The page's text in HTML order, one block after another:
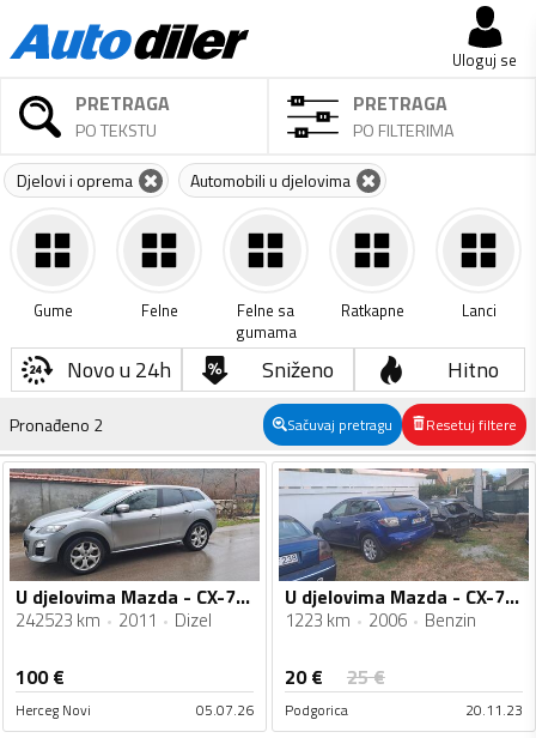
Uloguj se
PRETRAGA
PO TEKSTU
PRETRAGA
PO FILTERIMA
Djelovi i oprema Automobili u djelovima
Gume Felne
Felne sa
gumama
Ratkapne Lanci
Novo u 24h Sniženo Hitno
Pronađeno 2 Sačuvaj pretragu Resetuj filtere
U djelovima Mazda - CX-7 2.2d
242523 km 2011 Dizel
100€
Herceg Novi 05.07.26
U djelovima Mazda - CX-7 23
1223 km 2006 Benzin
20€ 25€
Podgorica 20.11.23